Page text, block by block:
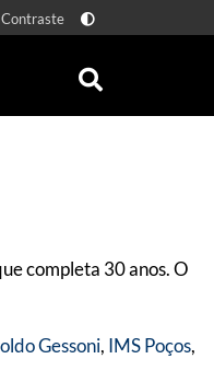
Contraste
completa 30 anos. O
Gessoni, IMS Poços,